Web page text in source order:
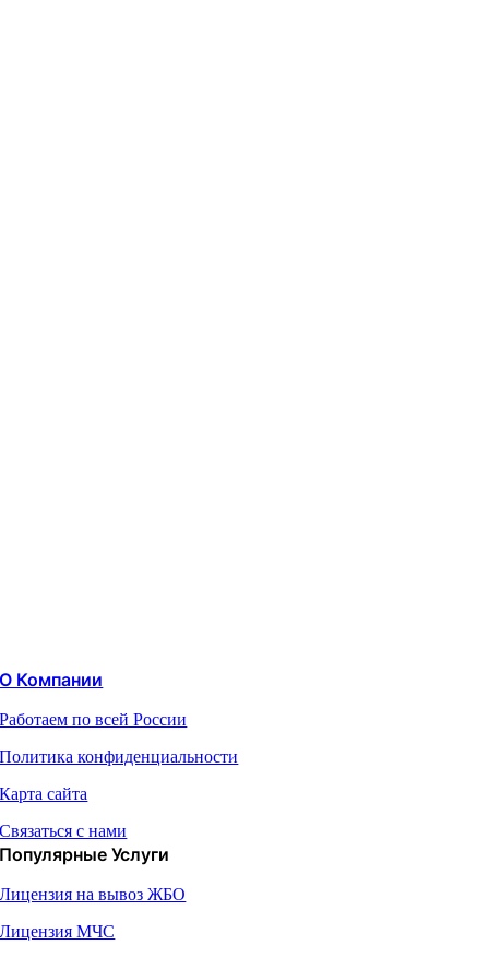
О Компании
Работаем по всей России
Политика конфиденциальности
Карта сайта
Связаться с нами
Популярные Услуги
Лицензия на вывоз ЖБО
Лицензия МЧС